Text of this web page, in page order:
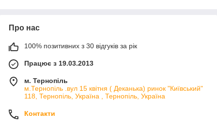
Про нас
100% позитивних з 30 відгуків за рік
Працює з 19.03.2013
м. Тернопіль
м.Тернопіль .вул 15 квітня ( Деканька) ринок "Київський"
118, Тернопіль, Україна , Тернопіль, Україна
Контакти